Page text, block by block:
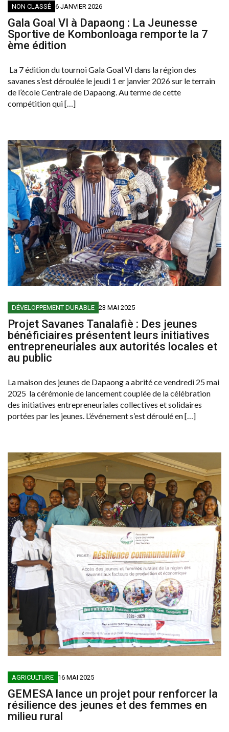
NON CLASSÉ 6 JANVIER 2026
Gala Goal VI à Dapaong : La Jeunesse
Sportive de Kombonloaga remporte la 7
ème édition
La 7 édition du tournoi Gala Goal VI dans la région des
savanes s’est déroulée le jeudi 1 er janvier 2026 sur le terrain
de l’école Centrale de Dapaong. Au terme de cette
compétition qui […]
DÉVELOPPEMENT DURABLE 23 MAI 2025
Projet Savanes Tanalafiè : Des jeunes
bénéficiaires présentent leurs initiatives
entrepreneuriales aux autorités locales et
au public
La maison des jeunes de Dapaong a abrité ce vendredi 25 mai
2025 la cérémonie de lancement couplée de la célébration
des initiatives entrepreneuriales collectives et solidaires
portées par les jeunes. L’événement s’est déroulé en […]
AGRICULTURE 16 MAI 2025
GEMESA lance un projet pour renforcer la
résilience des jeunes et des femmes en
milieu rural